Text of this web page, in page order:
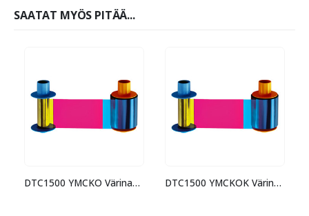
SAATAT MYÖS PITÄÄ...
DTC1500 YMCKO Värinauha DTC1500 YMCKOK Värinauha